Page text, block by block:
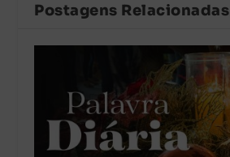
Postagens Relacionadas